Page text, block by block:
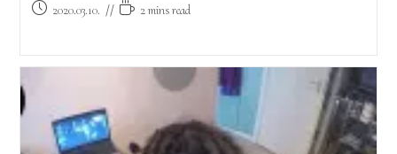
Post 2020.03.10.
Reading2 mins read